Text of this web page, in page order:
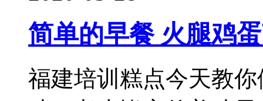
简单的早餐 火腿鸡
福建培训糕点今天教